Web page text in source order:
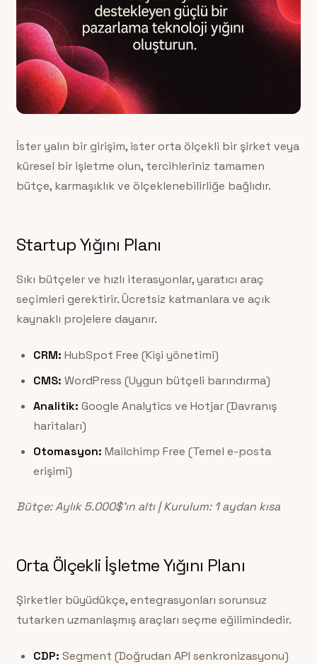
İster yalın bir girişim, ister orta ölçekli bir şirket veya
küresel bir işletme olun, tercihleriniz tamamen
bütçe, karmaşıklık ve ölçeklenebilirliğe bağlıdır.
Startup Yığını Planı
Sıkı bütçeler ve hızlı iterasyonlar, yaratıcı araç
seçimleri gerektirir. Ücretsiz katmanlara ve açık
kaynaklı projelere dayanır.
CRM: HubSpot Free (Kişi yönetimi)
CMS: WordPress (Uygun bütçeli barındırma)
Analitik: Google Analytics ve Hotjar (Davranış
haritaları)
Otomasyon: Mailchimp Free (Temel e-posta
erişimi)
Bütçe: Aylık 5.000$’ın altı | Kurulum: 1 aydan kısa
Orta Ölçekli İşletme Yığını Planı
Şirketler büyüdükçe, entegrasyonları sorunsuz
tutarken uzmanlaşmış araçları seçme eğilimindedir.
CDP: Segment (Doğrudan API senkronizasyonu)